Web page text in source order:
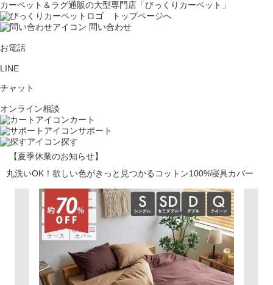
カーペット＆ラグ通販の大型専門店「びっくりカーペット」
問い合わせ
お電話
LINE
チャット
オンライン相談
カート
サポート
探す
【夏季休業のお知らせ】
丸洗いOK！欲しい色がきっと見つかるコットン100%寝具カバー